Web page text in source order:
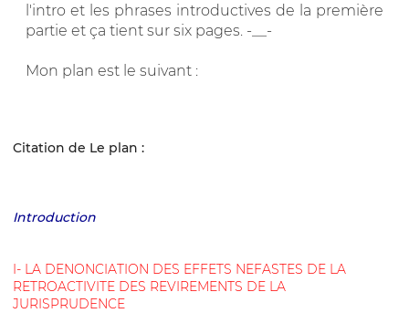
l'intro et les phrases introductives de la première
partie et ça tient sur six pages. -__-
Mon plan est le suivant :
Citation de Le plan :
Introduction
I- LA DENONCIATION DES EFFETS NEFASTES DE LA
RETROACTIVITE DES REVIREMENTS DE LA
JURISPRUDENCE